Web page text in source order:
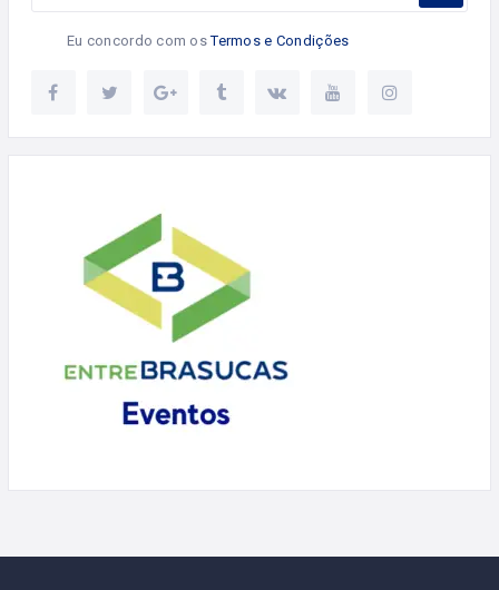
Eu concordo com osTermos e Condições